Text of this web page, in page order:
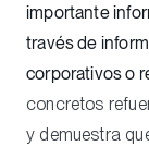
importante
través de
corporativos o
concretos
y demuestra